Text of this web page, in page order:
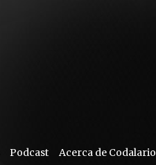
Podcast Acerca de Codalario